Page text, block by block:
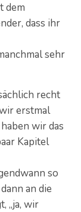
dem
dass ihr
sehr
recht
erstmal
wir das
Kapitel
so
an die
„ja, wir